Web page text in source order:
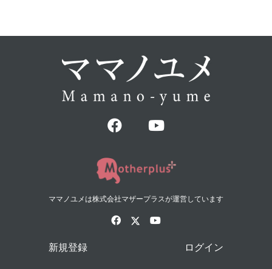
ママノユメは株式会社マザープラスが運営しています
新規登録 ログイン